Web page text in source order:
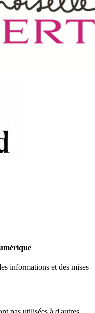
informations et des mises